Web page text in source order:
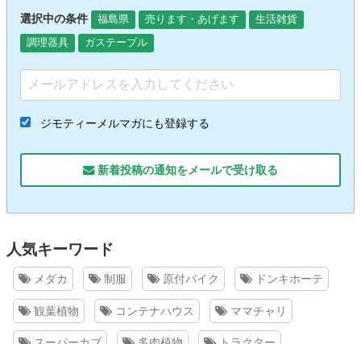
選択中の条件 福島県 売ります・あげます
生活雑貨
調理器具
ガステーブル
ジモティーメルマガにも登録する
新着投稿の通知をメールで受け取る
人気キーワード
メダカ 制服 原付バイク ドンキホーテ
観葉植物 コンテナハウス ママチャリ